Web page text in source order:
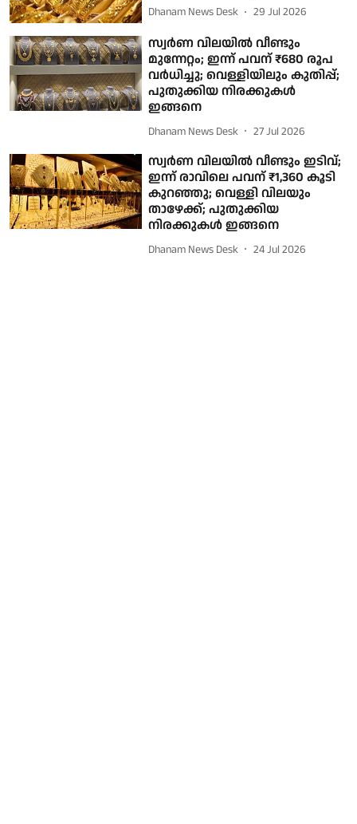
Dhanam News Desk 29 Jul 2026
സ്വർണ വിലയിൽ വീണ്ടും
മുന്നേറ്റം; ഇന്ന് പവന് ₹680 രൂപ
വർധിച്ചു; വെള്ളിയിലും കുതിപ്പ്;
പുതുക്കിയ നിരക്കുകൾ
ഇങ്ങനെ
Dhanam News Desk 27 Jul 2026
സ്വർണ വിലയിൽ വീണ്ടും ഇടിവ്;
ഇന്ന് രാവിലെ പവന് ₹1,360 കൂടി
കുറഞ്ഞു; വെള്ളി വിലയും
താഴേക്ക്; പുതുക്കിയ
നിരക്കുകൾ ഇങ്ങനെ
Dhanam News Desk 24 Jul 2026